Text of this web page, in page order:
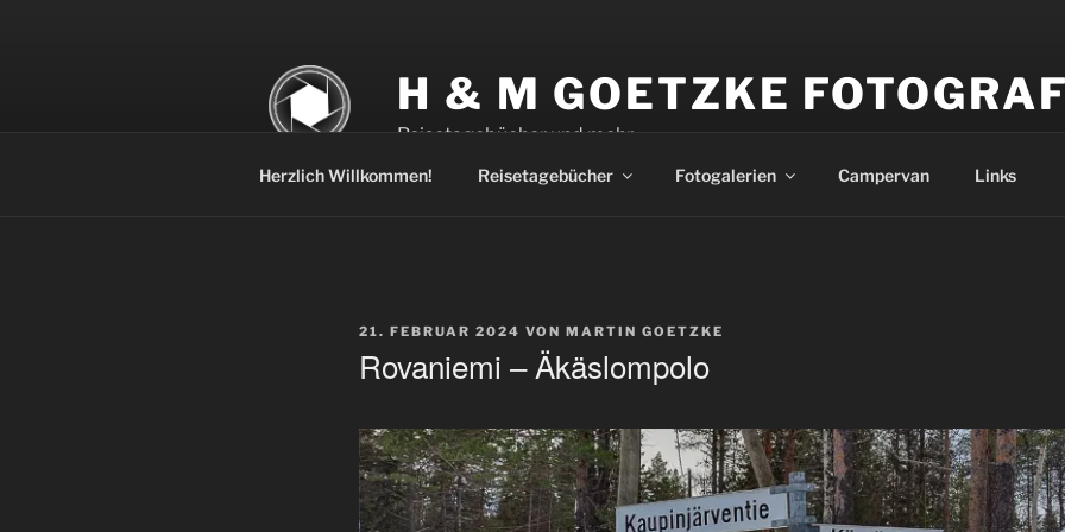
H & M GOETZKE
Reisetagebücher und mehr
Herzlich Willkommen! Reisetagebücher Fotogalerien Campervan Links
VERÖFFENTLICHT
21. FEBRUAR 2024 VON MARTIN GOETZKE
Rovaniemi – Äkäslompolo